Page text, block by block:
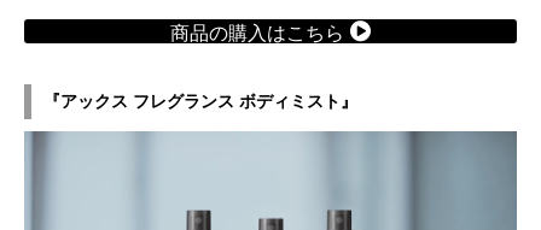
商品の購入はこちら
『アックス フレグランス ボディミスト』